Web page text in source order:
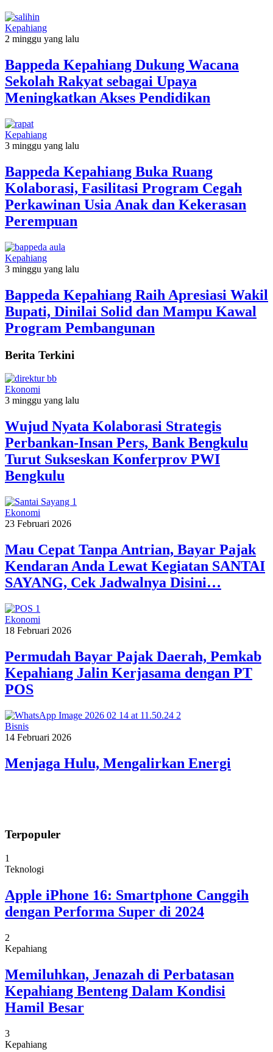
Kepahiang
2 minggu yang lalu
Bappeda Kepahiang Dukung Wacana
Sekolah Rakyat sebagai Upaya
Meningkatkan Akses Pendidikan
Kepahiang
3 minggu yang lalu
Bappeda Kepahiang Buka Ruang
Kolaborasi, Fasilitasi Program Cegah
Perkawinan Usia Anak dan Kekerasan
Perempuan
Kepahiang
3 minggu yang lalu
Bappeda Kepahiang Raih Apresiasi Wakil
Bupati, Dinilai Solid dan Mampu Kawal
Program Pembangunan
Berita Terkini
Ekonomi
3 minggu yang lalu
Wujud Nyata Kolaborasi Strategis
Perbankan-Insan Pers, Bank Bengkulu
Turut Sukseskan Konferprov PWI
Bengkulu
Ekonomi
23 Februari 2026
Mau Cepat Tanpa Antrian, Bayar Pajak
Kendaran Anda Lewat Kegiatan SANTAI
SAYANG, Cek Jadwalnya Disini…
Ekonomi
18 Februari 2026
Permudah Bayar Pajak Daerah, Pemkab
Kepahiang Jalin Kerjasama dengan PT
POS
Bisnis
14 Februari 2026
Menjaga Hulu, Mengalirkan Energi
Terpopuler
1
Teknologi
Apple iPhone 16: Smartphone Canggih
dengan Performa Super di 2024
2
Kepahiang
Memiluhkan, Jenazah di Perbatasan
Kepahiang Benteng Dalam Kondisi
Hamil Besar
3
Kepahiang